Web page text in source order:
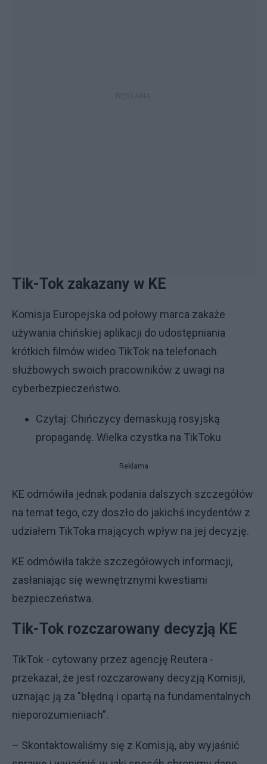
Tik-Tok zakazany w KE
Komisja Europejska od połowy marca zakaże
używania chińskiej aplikacji do udostępniania
krótkich filmów wideo TikTok na telefonach
służbowych swoich pracowników z uwagi na
cyberbezpieczeństwo.
Czytaj: Chińczycy demaskują rosyjską
propagandę. Wielka czystka na TikToku
Reklama
KE odmówiła jednak podania dalszych szczegółów
na temat tego, czy doszło do jakichś incydentów z
udziałem TikToka mających wpływ na jej decyzję.
KE odmówiła także szczegółowych informacji,
zasłaniając się wewnętrznymi kwestiami
bezpieczeństwa.
Tik-Tok rozczarowany decyzją KE
TikTok - cytowany przez agencję Reutera -
przekazał, że jest rozczarowany decyzją Komisji,
uznając ją za "błędną i opartą na fundamentalnych
nieporozumieniach”.
– Skontaktowaliśmy się z Komisją, aby wyjaśnić